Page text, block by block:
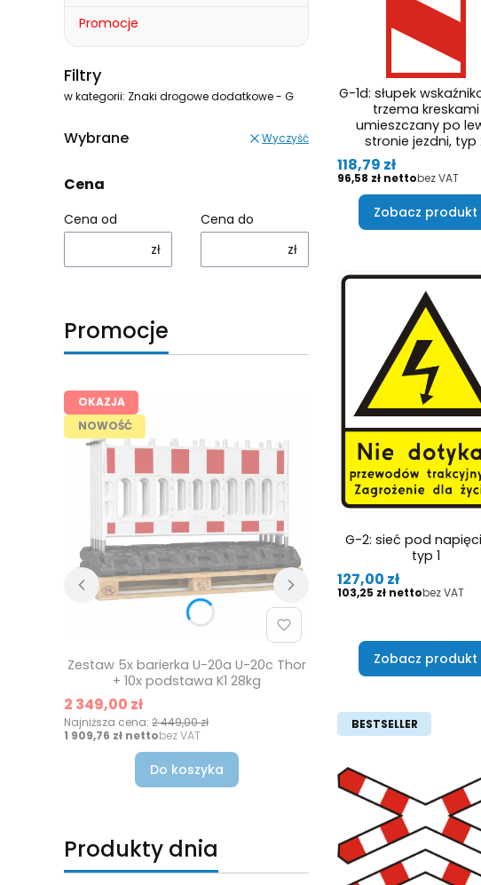
Promocje
Koniec menu
Filtry
w kategorii: Znaki drogowe dodatkowe - G
Wybrane Wyczyść
Cena
Cena od
zł
Cena do
zł
Promocje
OKAZJA
NOWOŚĆ
Zestaw 5x barierka U-20a U-20c Thor
+ 10x podstawa K1 28kg
Cena promocyjna
2 349,00 zł
Najniższa cena: 2 449,00 zł
Cena
1 909,76 zł bez VAT
Do koszyka
Produkty dnia
G-1d: słupek
trzema kreskami
umieszczany po
stronie jezdni, typ
Cena
118,79 zł
Cena
96,58 zł bez VAT
Zobacz produkt
G-2: sieć pod
typ 1
Cena
127,00 zł
Cena
103,25 zł bez VAT
Zobacz produkt
BESTSELLER